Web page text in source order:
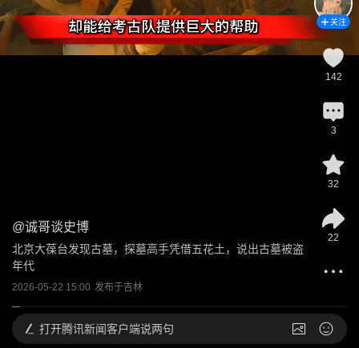
@诚哥谈史博
北京大葆台发现古墓，探墓高手凭借五花土，说出古墓被盗
年代
2026-05-22 15:00 发布于吉林
关注
142
3
32
22
打开腾讯新闻客户端说两句